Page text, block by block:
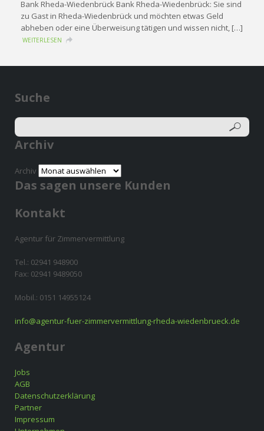
Bank Rheda-Wiedenbrück Bank Rheda-Wiedenbrück: Sie sind
zu Gast in Rheda-Wiedenbrück und möchten etwas Geld
abheben oder eine Überweisung tätigen und wissen nicht, […]
WEITERLESEN
Suche
Archiv
Archiv
Das sagen unsere Kunden
Kontakt
Agentur für Zimmervermittlung
Tel.: 02941 948900
Fax: 02941 9489050
Mobil.: 0151 14955124
info@agentur-fuer-zimmervermittlung-rheda-wiedenbrueck.de
Agentur
Jobs
AGB
Datenschutzerklärung
Partner
Impressum